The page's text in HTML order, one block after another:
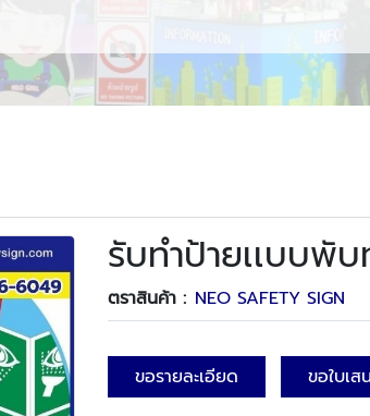
รับทำป้ายเเบบพั
ตราสินค้า : NEO SAFETY SIGN
ขอรายละเอียด ขอใบเส